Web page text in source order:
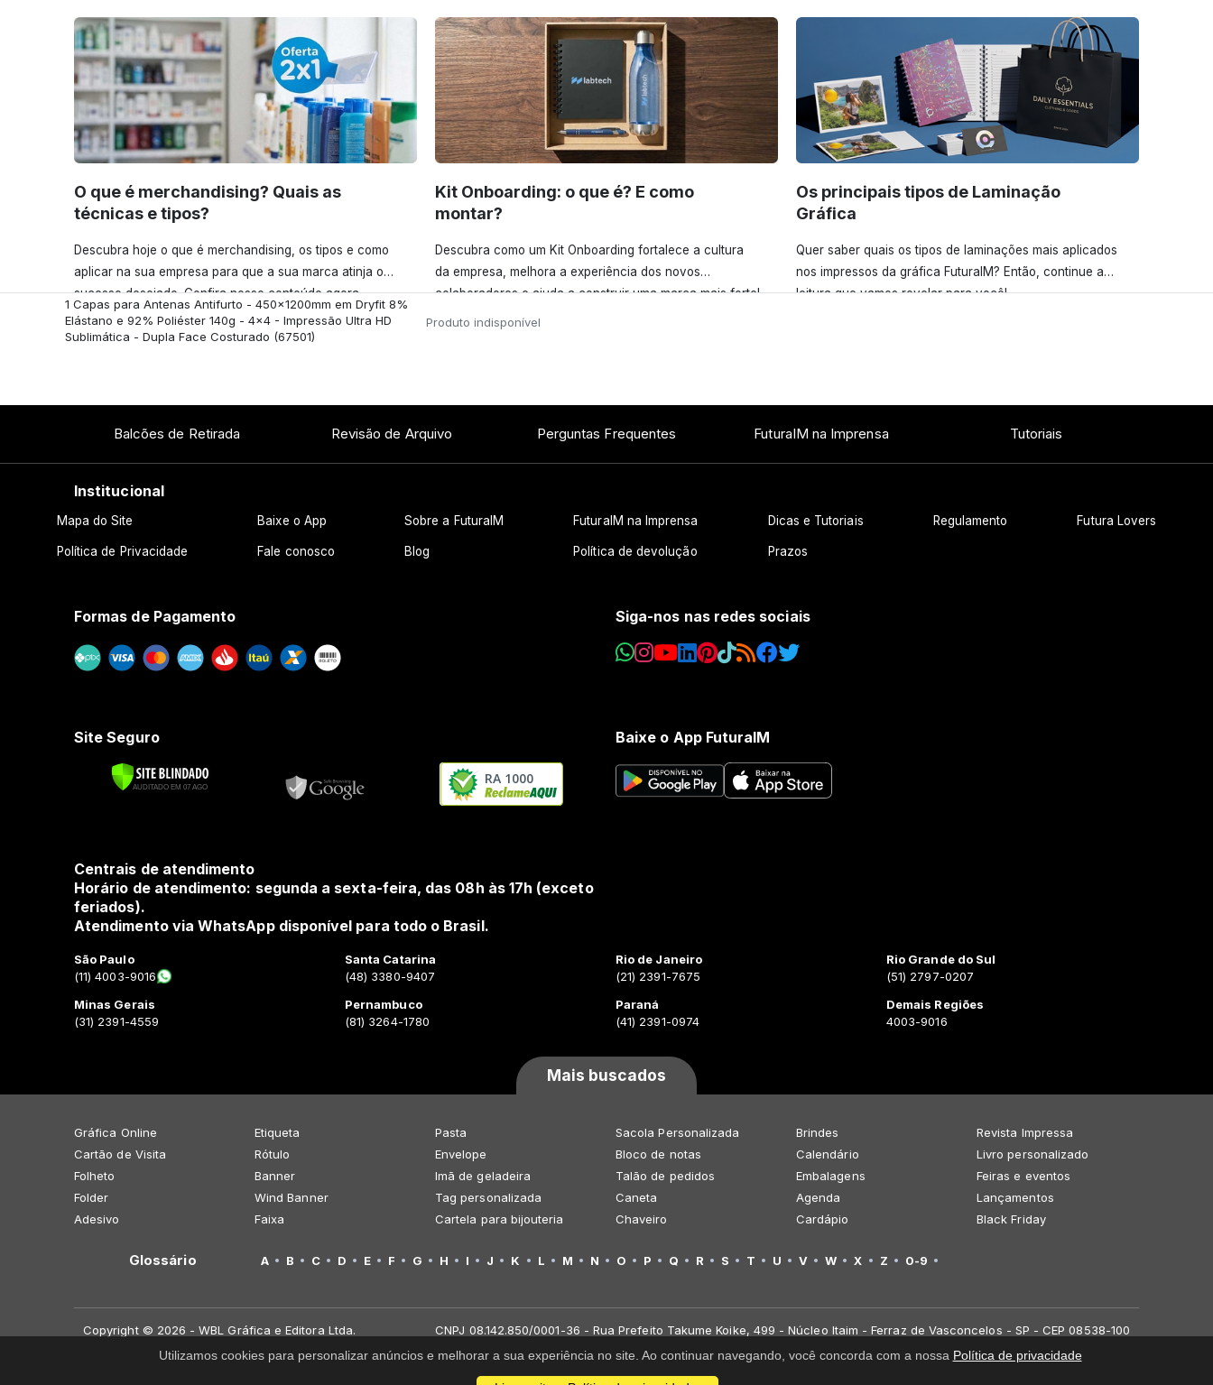
O que é merchandising? Quais as
técnicas e tipos?
Descubra hoje o que é merchandising, os tipos e como
aplicar na sua empresa para que a sua marca atinja o
sucesso desejado. Confira nosso conteúdo agora
mesmo!
Kit Onboarding: o que é? E como
montar?
Descubra como um Kit Onboarding fortalece a cultura
da empresa, melhora a experiência dos novos
colaboradores e ajuda a construir uma marca mais forte!
Os principais tipos de Laminação
Gráfica
Quer saber quais os tipos de laminações mais aplicados
nos impressos da gráfica FuturaIM? Então, continue a
leitura que vamos revelar para você!
1 Capas para Antenas Antifurto - 450x1200mm em Dryfit 8%
Elástano e 92% Poliéster 140g - 4x4 - Impressão Ultra HD
Sublimática - Dupla Face Costurado (67501)
Produto indisponível
Balcões de Retirada Revisão de Arquivo Perguntas Frequentes FuturaIM na Imprensa Tutoriais
Institucional
Mapa do Site Baixe o App Sobre a FuturaIM FuturaIM na Imprensa Dicas e Tutoriais Regulamento Futura Lovers
Política de Privacidade Fale conosco Blog Política de devolução Prazos
Formas de Pagamento Siga-nos nas redes sociais
Site Seguro
RA 1000
Baixe o App FuturaIM
Centrais de atendimento
Horário de atendimento: segunda a sexta-feira, das 08h às 17h (exceto
feriados).
Atendimento via WhatsApp disponível para todo o Brasil.
São Paulo
(11) 4003-9016
Minas Gerais
(31) 2391-4559
Santa Catarina
(48) 3380-9407
Pernambuco
(81) 3264-1780
Rio de Janeiro
(21) 2391-7675
Paraná
(41) 2391-0974
Rio Grande do Sul
(51) 2797-0207
Demais Regiões
4003-9016
Mais buscados
Gráfica Online
Cartão de Visita
Folheto
Folder
Adesivo
Etiqueta
Rótulo
Banner
Wind Banner
Faixa
Pasta
Envelope
Imã de geladeira
Tag personalizada
Cartela para bijouteria
Sacola Personalizada
Bloco de notas
Talão de pedidos
Caneta
Chaveiro
Brindes
Calendário
Embalagens
Agenda
Cardápio
Revista Impressa
Livro personalizado
Feiras e eventos
Lançamentos
Black Friday
Glossário A B C D E F G H I J K L M N O P Q R S T U V W X Z 0-9
Copyright © 2026 - WBL Gráfica e Editora Ltda.
CNPJ 08.142.850/0001-36 - Rua Prefeito Takume Koike, 499 - Núcleo Itaim - Ferraz de Vasconcelos - SP - CEP 08538-100
Utilizamos cookies para personalizar anúncios e melhorar a sua experiência no site. Ao continuar navegando, você concorda com a nossa Política de privacidade